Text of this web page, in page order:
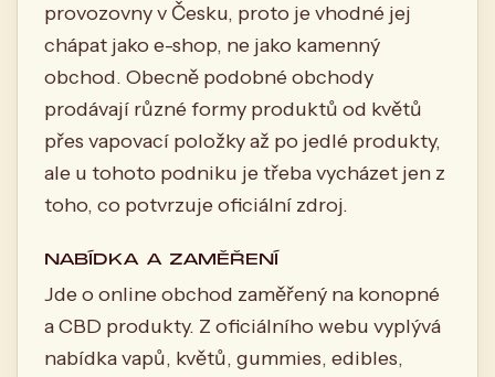
provozovny v Česku, proto je vhodné jej
chápat jako e-shop, ne jako kamenný
obchod. Obecně podobné obchody
prodávají různé formy produktů od květů
přes vapovací položky až po jedlé produkty,
ale u tohoto podniku je třeba vycházet jen z
toho, co potvrzuje oficiální zdroj.
NABÍDKA A ZAMĚŘENÍ
Jde o online obchod zaměřený na konopné
a CBD produkty. Z oficiálního webu vyplývá
nabídka vapů, květů, gummies, edibles,